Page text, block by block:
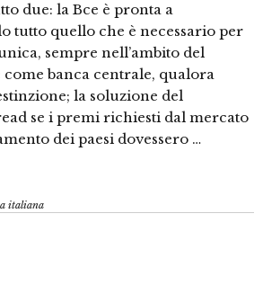
due: la Bce è pronta a
tutto quello che è necessario per
sempre nell’ambito del
banca centrale, qualora
la soluzione del
se i premi richiesti dal mercato
dei paesi dovessero …
italiana